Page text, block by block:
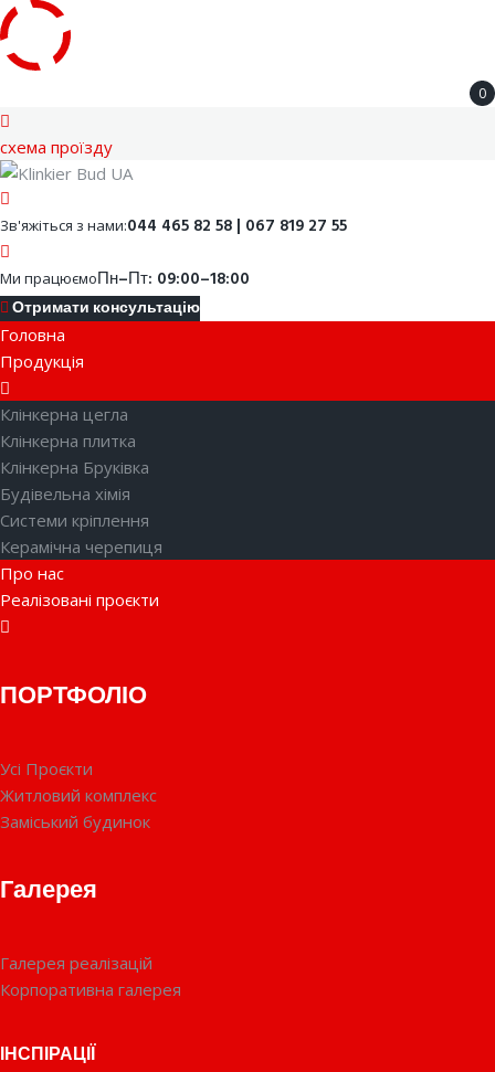
to
content
0
cхема проїзду
Facebook
Youtube
Instagram
Google
Зв'яжіться з нами:044 465 82 58 | 067 819 27 55
Ми працюємоПн–Пт: 09:00–18:00
Отримати консультацію
Головна
Продукція
Клінкерна цегла
Клінкерна плитка
Клінкерна Бруківка
Будівельна хімія
Системи кріплення
Керамічна черепиця
Про нас
Реалізовані проєкти
ПОРТФОЛІО
Усі Проєкти
Житловий комплекс
Заміський будинок
Галерея
Галерея реалізацій
Корпоративна галерея
ІНСПІРАЦІЇ